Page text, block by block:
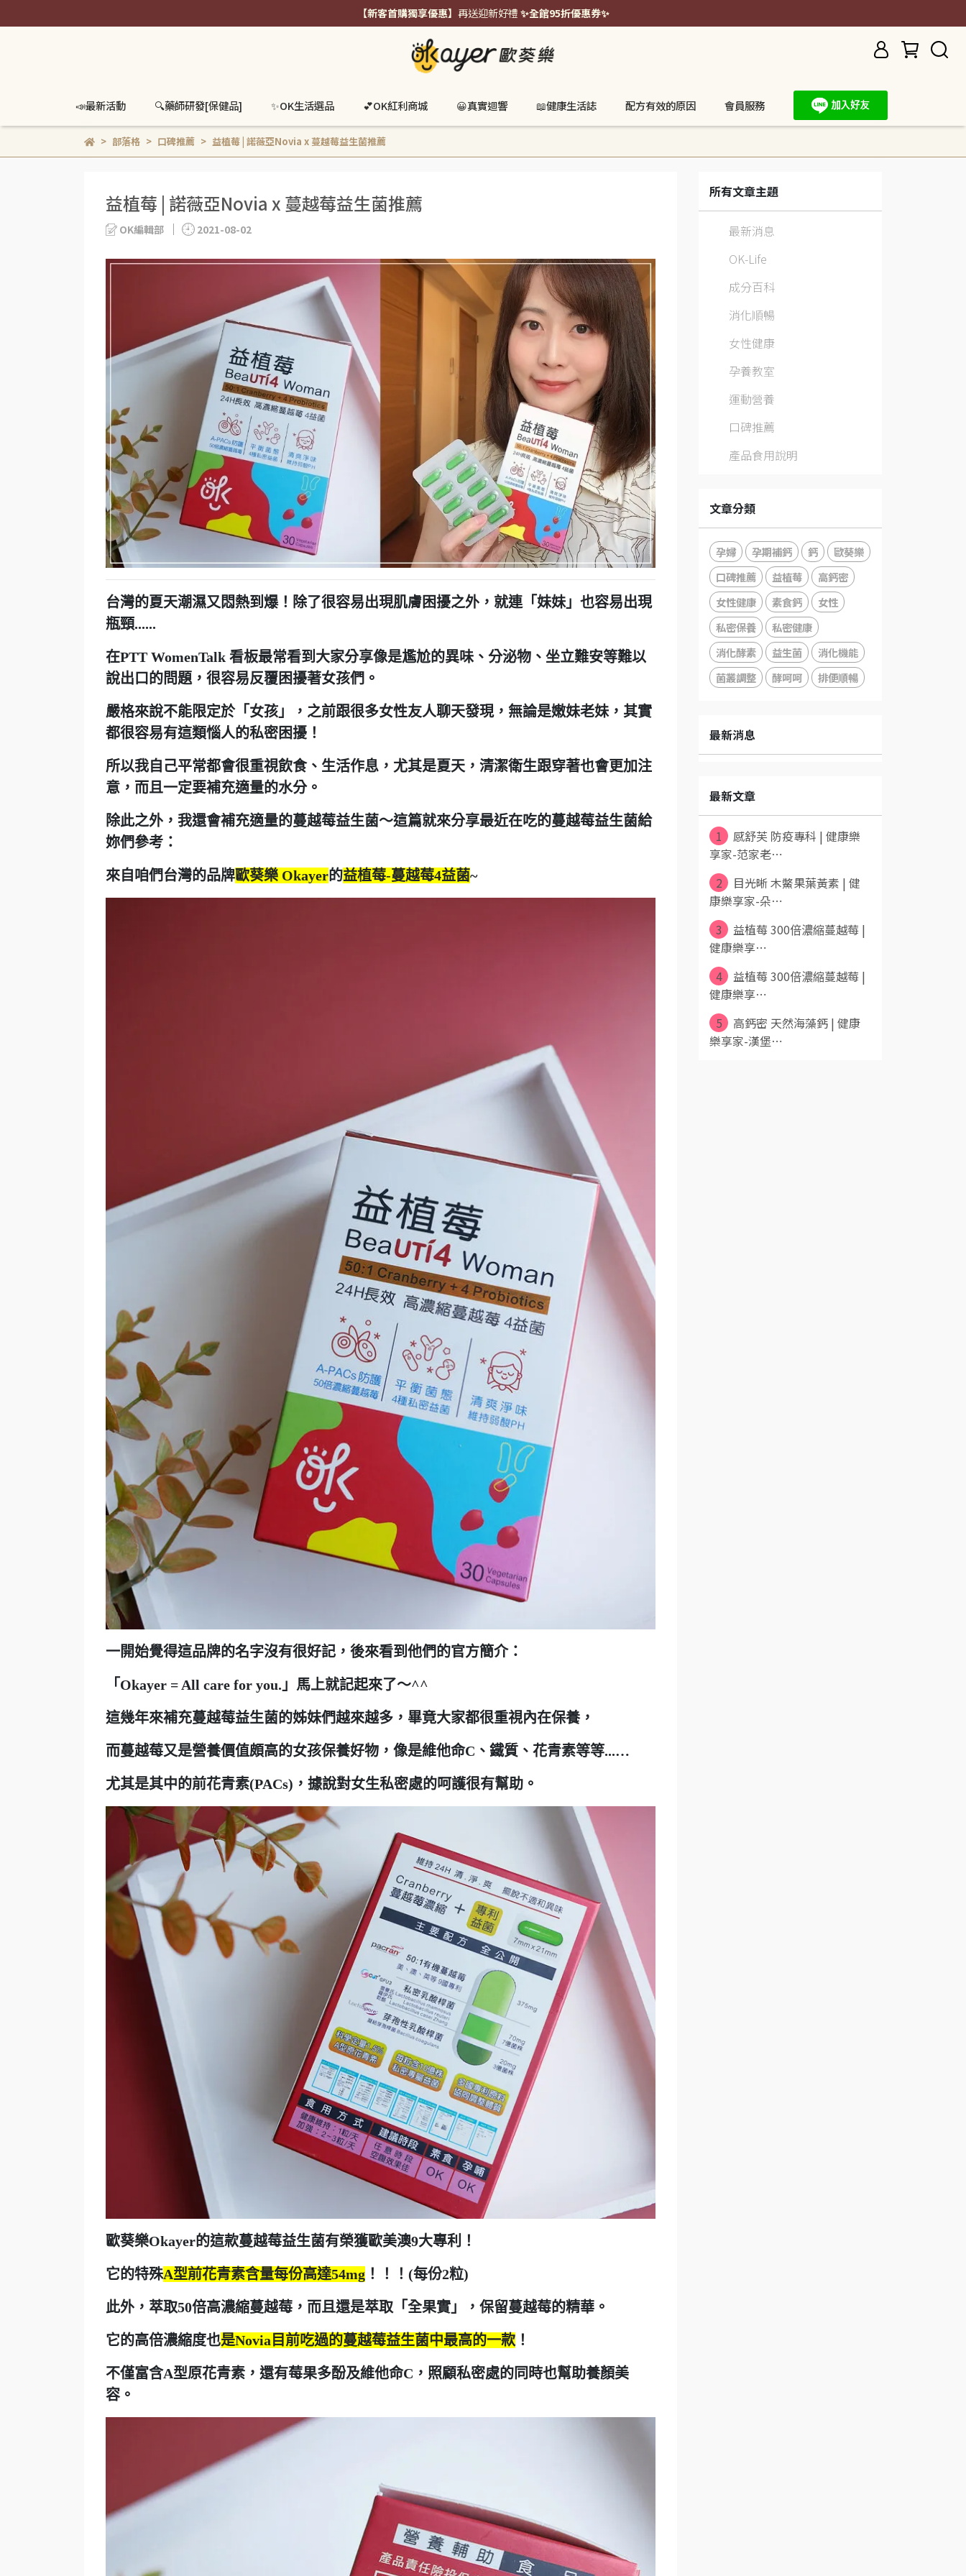
【新客首購獨享優惠】 再送迎新好禮 ✨全館95折優惠券✨
📣最新活動 🔍️藥師研發[保健品] ✨OK生活選品 💕OK紅利商城 😀真實迴響 📖健康生活誌 配方有效的原因 會員服務
部落格 口碑推薦 益植莓 | 諾薇亞Novia x 蔓越莓益生菌推薦
益植莓 | 諾薇亞Novia x 蔓越莓益生菌推薦
OK編輯部 2021-08-02
台灣的夏天潮濕又悶熱到爆！除了很容易出現肌膚困擾之外，就連「妹妹」也容易出現
瓶頸......
在PTT WomenTalk 看板最常看到大家分享像是尷尬的異味、分泌物、坐立難安等難以
說出口的問題，很容易反覆困擾著女孩們。
嚴格來說不能限定於「女孩」，之前跟很多女性友人聊天發現，無論是嫩妹老妹，其實
都很容易有這類惱人的私密困擾！
所以我自己平常都會很重視飲食、生活作息，尤其是夏天，清潔衛生跟穿著也會更加注
意，而且一定要補充適量的水分。
除此之外，我還會補充適量的蔓越莓益生菌～這篇就來分享最近在吃的蔓越莓益生菌給
妳們參考：
來自咱們台灣的品牌歐葵樂 Okayer的益植莓-蔓越莓4益菌~
一開始覺得這品牌的名字沒有很好記，後來看到他們的官方簡介：
「Okayer = All care for you.」馬上就記起來了～^^
這幾年來補充蔓越莓益生菌的姊妹們越來越多，畢竟大家都很重視內在保養，
而蔓越莓又是營養價值頗高的女孩保養好物，像是維他命C、鐵質、花青素等等...…
尤其是其中的前花青素(PACs)，據說對女生私密處的呵護很有幫助。
歐葵樂Okayer的這款蔓越莓益生菌有榮獲歐美澳9大專利 ！
它的特殊A型前花青素含量每份高達54mg ！！！(每份2粒)
此外，萃取50倍高濃縮蔓越莓 ，而且還是萃取「全果實」，保留蔓越莓的精華。
它的高倍濃縮度也是Novia目前吃過的蔓越莓益生菌中最高的一款 ！
不僅富含A型原花青素，還有莓果多酚及維他命C，照顧私密處的同時也幫助養顏美
容。
所有文章主題
最新消息
OK-Life
成分百科
消化順暢
女性健康
孕養教室
運動營養
口碑推薦
產品食用說明
文章分類
孕婦 孕期補鈣 鈣
歐葵樂
口碑推薦
益植莓
高鈣密
女性健康
素食鈣
女性
私密保養
私密健康
消化酵素
益生菌
消化機能
菌叢調整
酵呵呵 排便順暢
最新消息
最新文章
1
感舒芙 防疫專科 | 健康樂
享家-范家老⋯
2
目光晰 木鱉果葉黃素 | 健
康樂享家-朵⋯
3
益植莓 300倍濃縮蔓越莓 |
健康樂享⋯
4
益植莓 300倍濃縮蔓越莓 |
健康樂享⋯
5
高鈣密 天然海藻鈣 | 健康
樂享家-漢堡⋯